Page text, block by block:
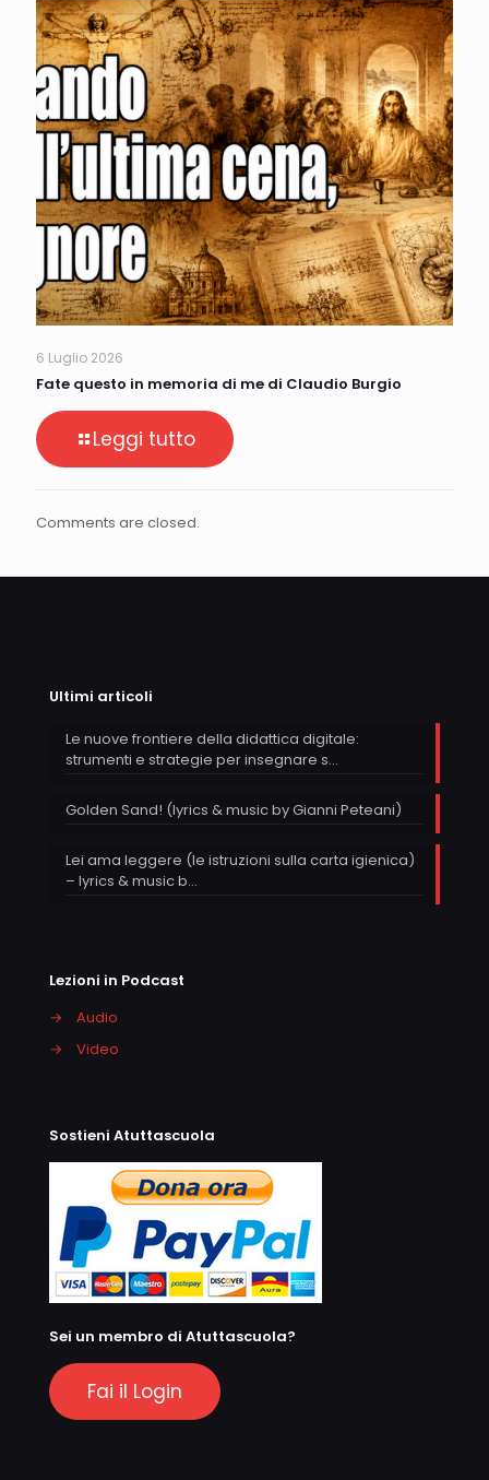
6 Luglio 2026
Fate questo in memoria di me di Claudio Burgio
Leggi tutto
Comments are closed.
Ultimi articoli
Le nuove frontiere della didattica digitale:
strumenti e strategie per insegnare s…
Golden Sand! (lyrics & music by Gianni Peteani)
Lei ama leggere (le istruzioni sulla carta igienica)
– lyrics & music b…
Lezioni in Podcast
→
Audio
→
Video
Sostieni Atuttascuola
Sei un membro di Atuttascuola?
Fai il Login